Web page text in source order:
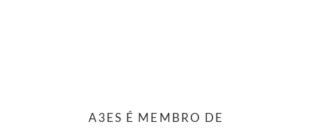
A3ES É MEMBRO DE